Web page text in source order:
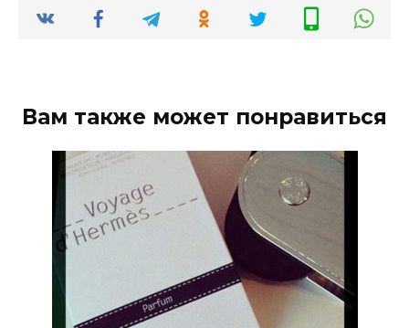
Вам также может понравиться